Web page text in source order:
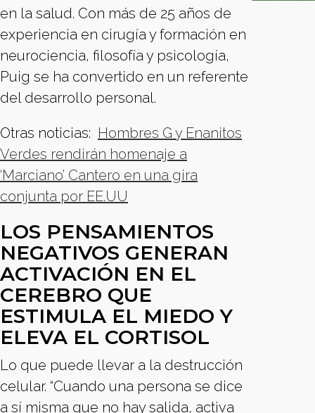
en la salud. Con más de 25 años de
experiencia en cirugía y formación en
neurociencia, filosofía y psicología,
Puig se ha convertido en un referente
del desarrollo personal.
Otras noticias: Hombres G y Enanitos
Verdes rendirán homenaje a
‘Marciano’ Cantero en una gira
conjunta por EE.UU
LOS PENSAMIENTOS
NEGATIVOS GENERAN
ACTIVACIÓN EN EL
CEREBRO QUE
ESTIMULA EL MIEDO Y
ELEVA EL CORTISOL
Lo que puede llevar a la destrucción
celular. “Cuando una persona se dice
a sí misma que no hay salida, activa